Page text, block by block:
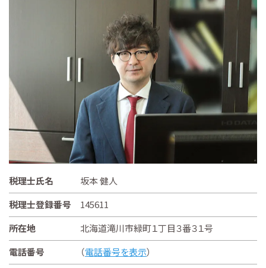
税理士氏名
坂本 健人
税理士登録番号
145611
所在地
北海道滝川市緑町１丁目３番３１号
電話番号
（電話番号を表示）